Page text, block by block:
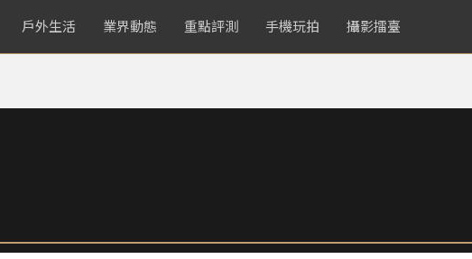
戶外生活 業界動態 重點評測 手機玩拍 攝影擂臺